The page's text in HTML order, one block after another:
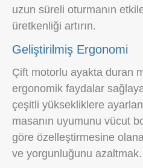
uzun süreli oturmanın
üretkenliği artırın.
Geliştirilmiş Ergonomi
Çift motorlu ayakta duran
ergonomik faydalar
çeşitli yüksekliklere
masanın uyumunu vücut
göre özelleştirmesine
ve yorgunluğunu azaltmak.